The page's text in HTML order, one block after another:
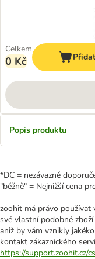
Celkem
0 Kč
Popis produktu
*DC = nezávazně
"běžně" = Nejnižší cena
zoohit má právo používat
své vlastní podobné
aniž by vám vznikly
kontakt zákaznického
https://support.zoohit.cz/